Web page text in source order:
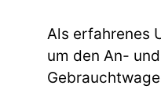
Als erfahrenes
um den An-